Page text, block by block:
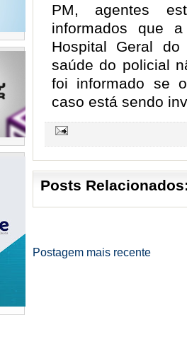
PM, agentes
informados que
Hospital Geral
saúde do policial
foi informado se
caso está sendo
Posts
Postagem mais recente